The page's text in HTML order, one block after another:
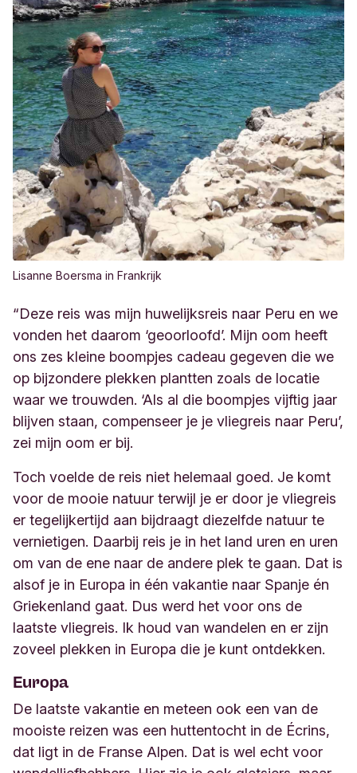
Lisanne Boersma in Frankrijk
“Deze reis was mijn huwelijksreis naar Peru en we
vonden het daarom ‘geoorloofd’. Mijn oom heeft
ons zes kleine boompjes cadeau gegeven die we
op bijzondere plekken plantten zoals de locatie
waar we trouwden. ‘Als al die boompjes vijftig jaar
blijven staan, compenseer je je vliegreis naar Peru’,
zei mijn oom er bij.
Toch voelde de reis niet helemaal goed. Je komt
voor de mooie natuur terwijl je er door je vliegreis
er tegelijkertijd aan bijdraagt diezelfde natuur te
vernietigen. Daarbij reis je in het land uren en uren
om van de ene naar de andere plek te gaan. Dat is
alsof je in Europa in één vakantie naar Spanje én
Griekenland gaat. Dus werd het voor ons de
laatste vliegreis. Ik houd van wandelen en er zijn
zoveel plekken in Europa die je kunt ontdekken.
Europa
De laatste vakantie en meteen ook een van de
mooiste reizen was een huttentocht in de Écrins,
dat ligt in de Franse Alpen. Dat is wel echt voor